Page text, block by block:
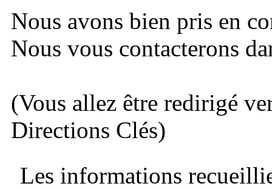
Nous avons bien pris en
Nous vous contacterons
(Vous allez être redirigé
Directions Clés)
Les informations